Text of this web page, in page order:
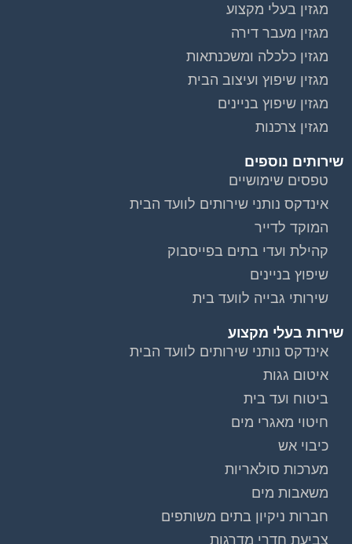
מגזין בעלי מקצוע
מגזין מעבר דירה
מגזין כלכלה ומשכנתאות
מגזין שיפוץ ועיצוב הבית
מגזין שיפוץ בניינים
מגזין צרכנות
שירותים נוספים
טפסים שימושיים
אינדקס נותני שירותים לוועד הבית
המוקד לדייר
קהילת ועדי בתים בפייסבוק
שיפוץ בניינים
שירותי גבייה לוועד בית
שירות בעלי מקצוע
אינדקס נותני שירותים לוועד הבית
איטום גגות
ביטוח ועד בית
חיטוי מאגרי מים
כיבוי אש
מערכות סולאריות
משאבות מים
חברות ניקיון בתים משותפים
צביעת חדרי מדרגות
וועדי בתים ודיירים
להצטרפות לחצו על התמונה או על הכפתור ושלחו בקשת
לחץ למעבר לקבוצה